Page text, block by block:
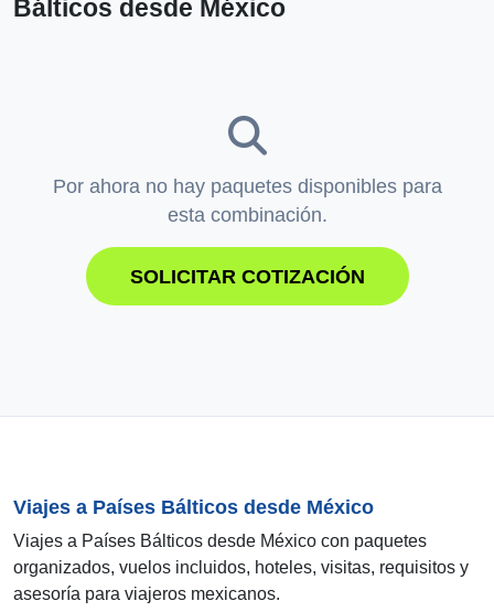
Bálticos desde México
Por ahora no hay paquetes disponibles para
esta combinación.
SOLICITAR COTIZACIÓN
Viajes a Países Bálticos desde México
Viajes a Países Bálticos desde México con paquetes
organizados, vuelos incluidos, hoteles, visitas, requisitos y
asesoría para viajeros mexicanos.